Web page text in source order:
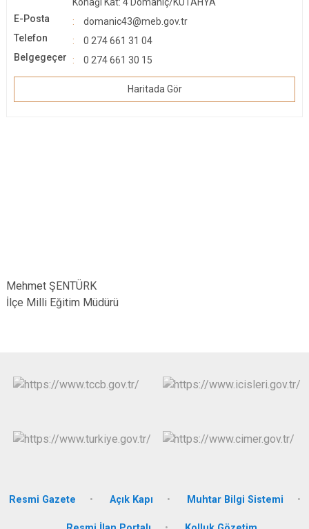
E-Posta
domanic43@meb.gov.tr
Telefon
0 274 661 31 04
Belgegeçer
0 274 661 30 15
Haritada Gör
Mehmet ŞENTÜRK
İlçe Milli Eğitim Müdürü
Resmi Gazete Açık Kapı Muhtar Bilgi Sistemi